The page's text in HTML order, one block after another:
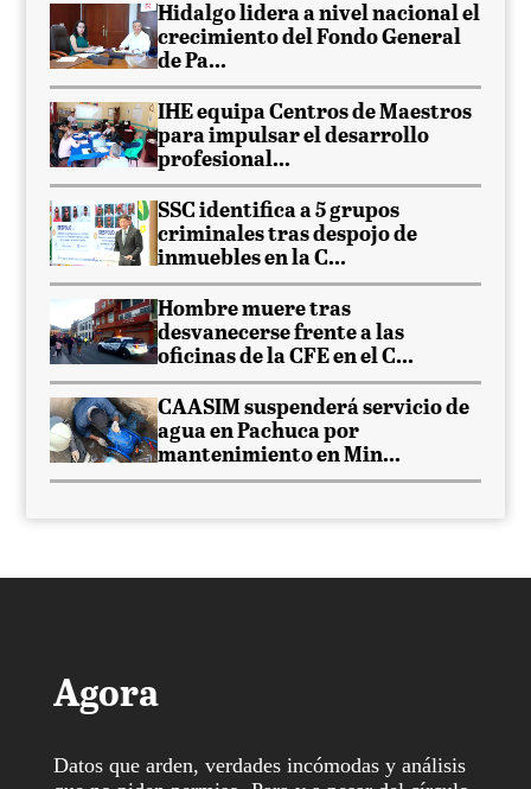
Hidalgo lidera a nivel nacional el
crecimiento del Fondo General
de Pa...
IHE equipa Centros de Maestros
para impulsar el desarrollo
profesional...
SSC identifica a 5 grupos
criminales tras despojo de
inmuebles en la C...
Hombre muere tras
desvanecerse frente a las
oficinas de la CFE en el C...
CAASIM suspenderá servicio de
agua en Pachuca por
mantenimiento en Min...
Agora
Datos que arden, verdades incómodas y análisis